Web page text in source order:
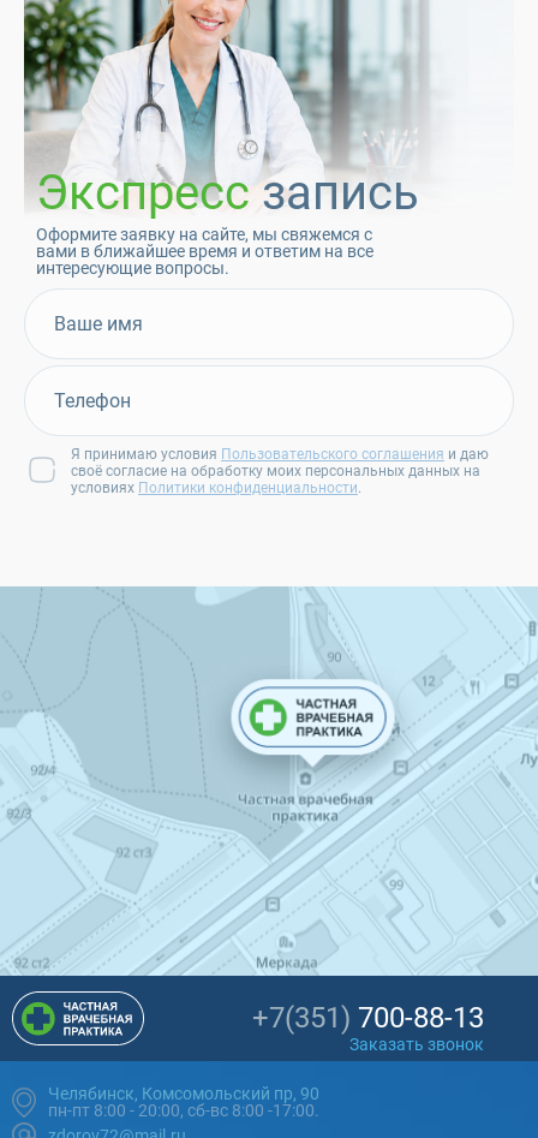
Экспрессзапись
Оформите заявку на сайте, мы свяжемся с
вами в ближайшее время и ответим на все
интересующие вопросы.
Я принимаю условия Пользовательского соглашения и даю
своё согласие на обработку моих персональных данных на
условиях Политики конфиденциальности.
+7(351) 700-88-13
Заказать звонок
Челябинск, Комсомольский пр, 90
пн-пт 8:00 - 20:00, сб-вс 8:00 -17:00.